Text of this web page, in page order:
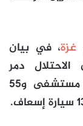
غزة، في بيان
دمر
المنظومة الصحية بالكامل وأخرج 33 مستشفى و55